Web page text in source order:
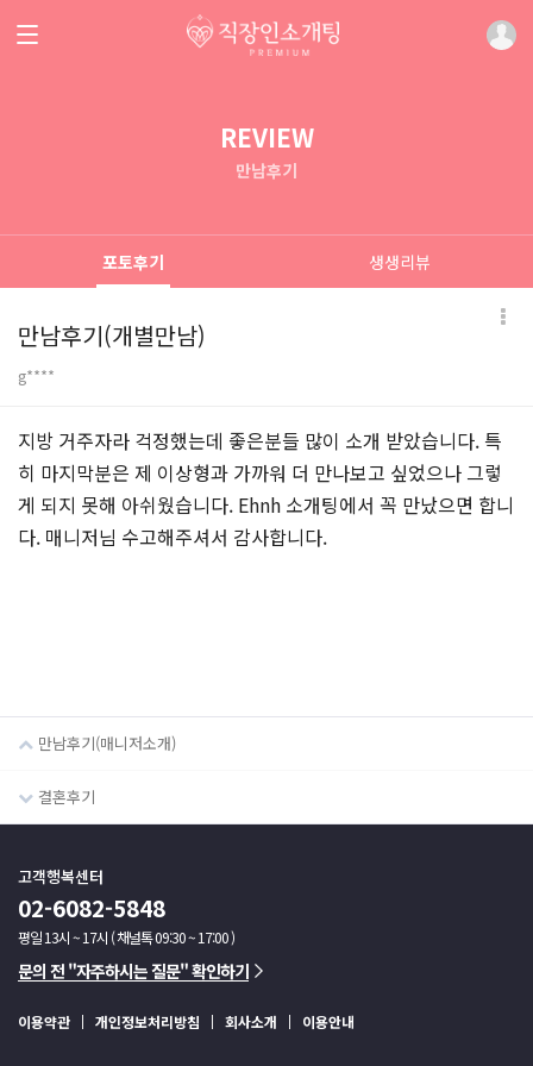
REVIEW
만남후기
포토후기 생생리뷰
만남후기(개별만남)
g****
본문
지방 거주자라 걱정했는데 좋은분들 많이 소개 받았습니다. 특
히 마지막분은 제 이상형과 가까워 더 만나보고 싶었으나 그렇
게 되지 못해 아쉬웠습니다. Ehnh 소개팅에서 꼭 만났으면 합니
다. 매니저님 수고해주셔서 감사합니다.
만남후기(매니저소개)
결혼후기
고객행복센터
02-6082-5848
평일 13시 ~ 17시 ( 채널톡 09:30 ~ 17:00 )
문의 전 "자주하시는 질문" 확인하기
이용약관 개인정보처리방침 회사소개 이용안내